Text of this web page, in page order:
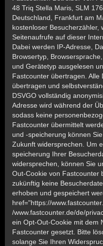
48 Triq Stella Maris, SLM
Deutschland, Frankfurt am
kostenloser Besucherzähler,
Seitenaufrufe auf dieser
Dabei werden IP-Adresse,
Browsertyp,
und Gerätetyp ausgelesen
Fastcounter übertragen. Alle
übertragen und
DSVGO vollständig
Adresse wird während der
sodass keine
Fastcounter übermittelt
und -speicherung können
Zukunft widersprechen. Um
speicherung Ihrer
widersprechen, können Sie
Out-Cookie von Fastcounter
zukünftig keine
erhoben und gespeichert
href="https://
/www.fastcounter.de/de/
ein Opt-Out-Cookie mit dem
Fastcounter gesetzt. Bitte
solange Sie Ihren